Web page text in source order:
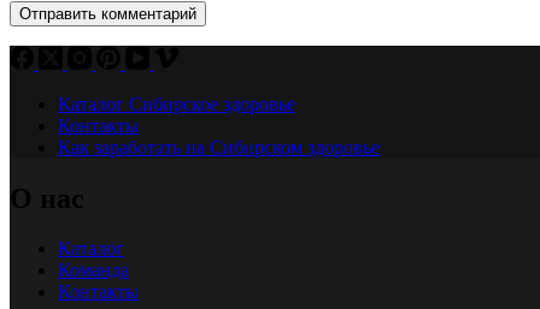
Отправить комментарий
Каталог Сибирское здоровье
Контакты
Как заработать на Сибирском здоровье
О нас
Каталог
Команда
Контакты